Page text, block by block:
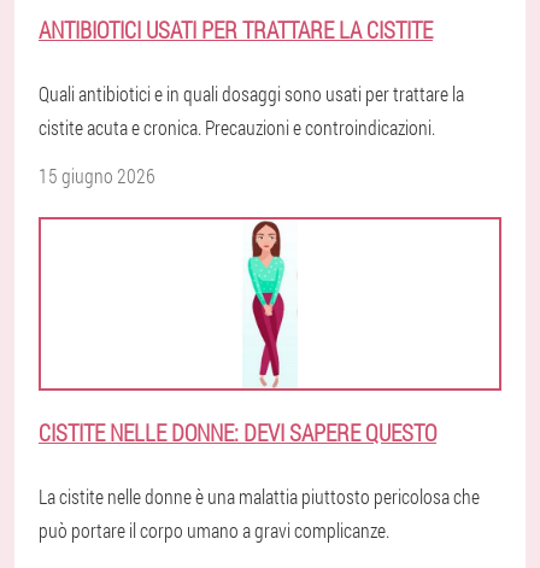
ANTIBIOTICI USATI PER TRATTARE LA CISTITE
Quali antibiotici e in quali dosaggi sono usati per trattare la
cistite acuta e cronica. Precauzioni e controindicazioni.
15 giugno 2026
CISTITE NELLE DONNE: DEVI SAPERE QUESTO
La cistite nelle donne è una malattia piuttosto pericolosa che
può portare il corpo umano a gravi complicanze.